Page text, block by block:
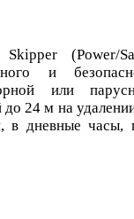
(Power/
и
или
до 24 м на
в дневные часы,